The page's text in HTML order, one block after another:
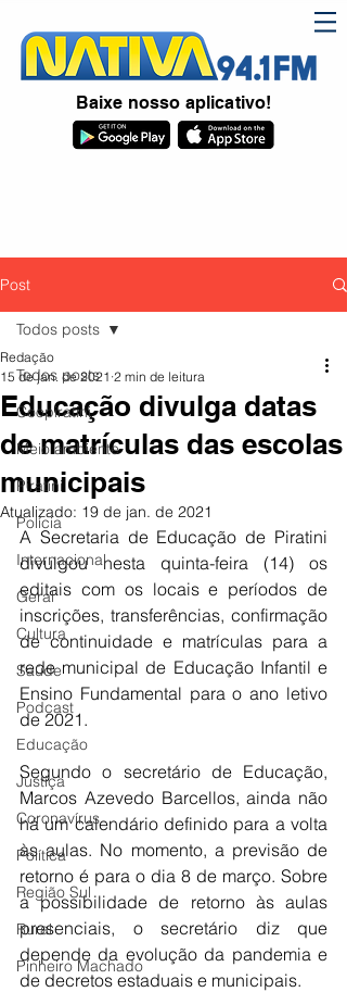
Baixe nosso aplicativo!
Post
Todos posts
Coopiratini
Meio ambiente
Piratini
Polícia
Internacional
Geral
Cultura
Saúde
Podcast
Educação
Justiça
Coronavírus
Política
Região Sul
Rural
Pinheiro Machado
Todos posts
Educação divulga datas
de matrículas das escolas
municipais
Redação
15 de jan. de 2021 2 min de leitura
Atualizado: 19 de jan. de 2021
A Secretaria de Educação de Piratini
divulgou nesta quinta-feira (14) os
editais com os locais e períodos de
inscrições, transferências, confirmação
de continuidade e matrículas para a
rede municipal de Educação Infantil e
Ensino Fundamental para o ano letivo
de 2021.
Segundo o secretário de Educação,
Marcos Azevedo Barcellos, ainda não
há um calendário definido para a volta
às aulas. No momento, a previsão de
retorno é para o dia 8 de março. Sobre
a possibilidade de retorno às aulas
presenciais, o secretário diz que
depende da evolução da pandemia e
de decretos estaduais e municipais.